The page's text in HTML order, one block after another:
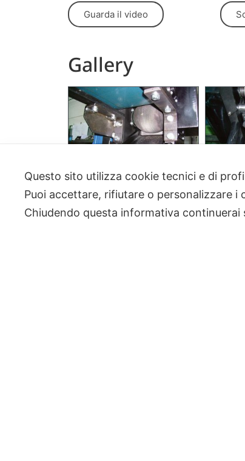
Guarda il video
Gallery
Questo sito utilizza cookie tecnici e di
Puoi accettare, rifiutare o personalizzare i
Chiudendo questa informativa continuerai